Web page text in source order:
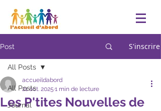
Post S'inscrire
All Posts
Journal
All Posts
Les P'tites Nouvelles de
accueildabord
21 oct. 2025 1 min de lecture